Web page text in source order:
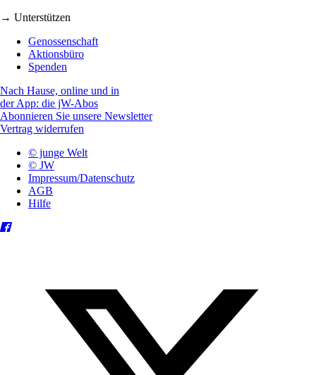
→ Unterstützen
Genossenschaft
Aktionsbüro
Spenden
Nach Hause, online und in
der App: die jW-Abos
Abonnieren Sie unsere Newsletter
Vertrag widerrufen
© junge Welt
© JW
Impressum/Datenschutz
AGB
Hilfe